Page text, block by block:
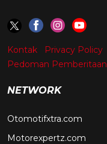
Kontak Privacy Policy
Pedoman Pemberitaan
NETWORK
Otomotifxtra.com
Motorexpertz.com